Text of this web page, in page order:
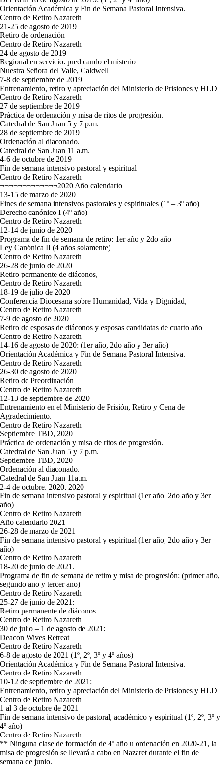
Orientación Académica y Fin de Semana Pastoral Intensiva.
Centro de Retiro Nazareth
21-25 de agosto de 2019
Retiro de ordenación
Centro de Retiro Nazareth
24 de agosto de 2019
Regional en servicio: predicando el misterio
Nuestra Señora del Valle, Caldwell
7-8 de septiembre de 2019
Entrenamiento, retiro y apreciación del Ministerio de Prisiones y HLD
Centro de Retiro Nazareth
27 de septiembre de 2019
Práctica de ordenación y misa de ritos de progresión.
Catedral de San Juan 5 y 7 p.m.
28 de septiembre de 2019
Ordenación al diaconado.
Catedral de San Juan 11 a.m.
4-6 de octubre de 2019
Fin de semana intensivo pastoral y espiritual
Centro de Retiro Nazareth
¬¬¬¬¬¬¬¬¬¬¬¬¬2020 Año calendario
13-15 de marzo de 2020
Fines de semana intensivos pastorales y espirituales (1º – 3º año)
Derecho canónico I (4º año)
Centro de Retiro Nazareth
12-14 de junio de 2020
Programa de fin de semana de retiro: 1er año y 2do año
Ley Canónica II (4 años solamente)
Centro de Retiro Nazareth
26-28 de junio de 2020
Retiro permanente de diáconos,
Centro de Retiro Nazareth
18-19 de julio de 2020
Conferencia Diocesana sobre Humanidad, Vida y Dignidad,
Centro de Retiro Nazareth
7-9 de agosto de 2020
Retiro de esposas de diáconos y esposas candidatas de cuarto año
Centro de Retiro Nazareth
14-16 de agosto de 2020: (1er año, 2do año y 3er año)
Orientación Académica y Fin de Semana Pastoral Intensiva.
Centro de Retiro Nazareth
26-30 de agosto de 2020
Retiro de Preordinación
Centro de Retiro Nazareth
12-13 de septiembre de 2020
Entrenamiento en el Ministerio de Prisión, Retiro y Cena de
Agradecimiento.
Centro de Retiro Nazareth
Septiembre TBD, 2020
Práctica de ordenación y misa de ritos de progresión.
Catedral de San Juan 5 y 7 p.m.
Septiembre TBD, 2020
Ordenación al diaconado.
Catedral de San Juan 11a.m.
2-4 de octubre, 2020, 2020
Fin de semana intensivo pastoral y espiritual (1er año, 2do año y 3er
año)
Centro de Retiro Nazareth
Año calendario 2021
26-28 de marzo de 2021
Fin de semana intensivo pastoral y espiritual (1er año, 2do año y 3er
año)
Centro de Retiro Nazareth
18-20 de junio de 2021.
Programa de fin de semana de retiro y misa de progresión: (primer año,
segundo año y tercer año)
Centro de Retiro Nazareth
25-27 de junio de 2021:
Retiro permanente de diáconos
Centro de Retiro Nazareth
30 de julio – 1 de agosto de 2021:
Deacon Wives Retreat
Centro de Retiro Nazareth
6-8 de agosto de 2021 (1º, 2º, 3º y 4º años)
Orientación Académica y Fin de Semana Pastoral Intensiva.
Centro de Retiro Nazareth
10-12 de septiembre de 2021:
Entrenamiento, retiro y apreciación del Ministerio de Prisiones y HLD
Centro de Retiro Nazareth
1 al 3 de octubre de 2021
Fin de semana intensivo de pastoral, académico y espiritual (1º, 2º, 3º y
4º año)
Centro de Retiro Nazareth
** Ninguna clase de formación de 4º año u ordenación en 2020-21, la
misa de progresión se llevará a cabo en Nazaret durante el fin de
semana de junio.